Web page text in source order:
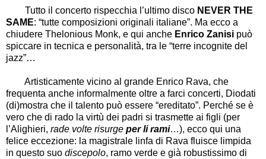
Tutto il concerto rispecchia l ’ultimo disco NEVER THE
SAME: “tutte composizioni originali italiane”. Ma ecco a
chiudere Thelonious Monk, e qui anche Enrico Zanisi può
spiccare in tecnica e personalità, tra le “terre incognite del
jazz”…
Artisticamente vicino al grande Enrico Rava, che
frequenta anche informalmente oltre a farci concerti, Diodati
(di)mostra che il talento può essere “ereditato”. Perché se è
vero che di rado la virtù dei padri si trasmette ai figli (per
’Alighieri, rade volte risurge per li rami…), ecco qui una
felice eccezione: la magistrale linfa di Rava fluisce limpida
in questo suo discepolo, ramo verde e già robustissimo di